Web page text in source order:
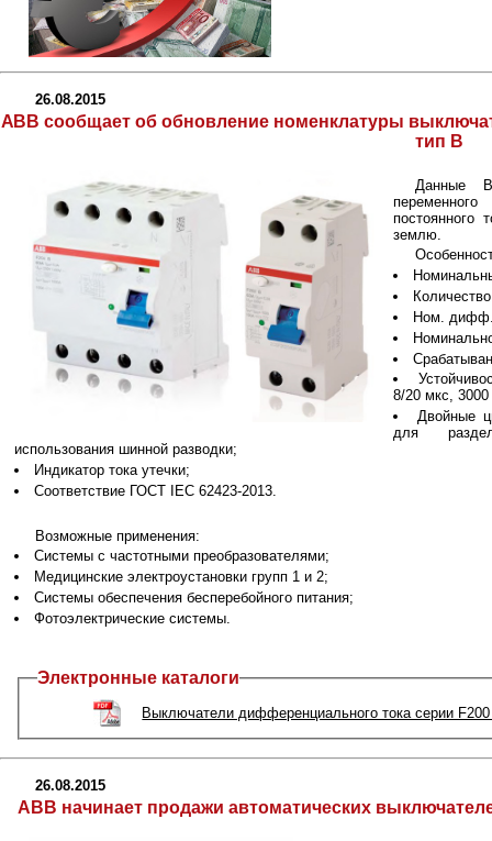
26.08.2015
ABB сообщает об обновление номенклатуры
тип В
Данные
постоянного
землю.
Ном. дифф.
8/20 мкс,
Двойные
для
использования шинной разводки;
Индикатор тока утечки;
Соответствие ГОСТ IEC 62423-2013.
Возможные применения:
Системы с частотными преобразователями;
Медицинские электроустановки групп 1 и 2;
Системы обеспечения бесперебойного питания;
Фотоэлектрические системы.
Электронные каталоги
Выключатели дифференциального тока серии
26.08.2015
АBB начинает продажи автоматических